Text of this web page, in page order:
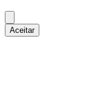
Aceitar